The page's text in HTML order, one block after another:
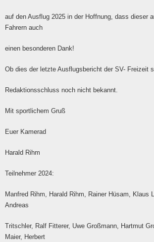
auf den Ausflug 2025 in der Hoffnung, dass dieser
Fahrern auch
einen besonderen Dank!
Ob dies der letzte Ausflugsbericht der SV- Freizeit
Redaktionsschluss noch nicht bekannt.
Mit sportlichem Gruß
Euer Kamerad
Harald Rihm
Teilnehmer 2024:
Manfred Rihm, Harald Rihm, Rainer Hüsam, Klaus
Andreas
Tritschler, Ralf Fitterer, Uwe Großmann, Hartmut
Maier, Herbert